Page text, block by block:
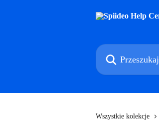
Przeszukaj artykuły...
Wszystkie kolekcje